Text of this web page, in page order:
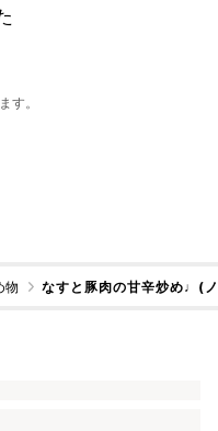
す。
物 なすと豚肉の甘辛炒め♩(